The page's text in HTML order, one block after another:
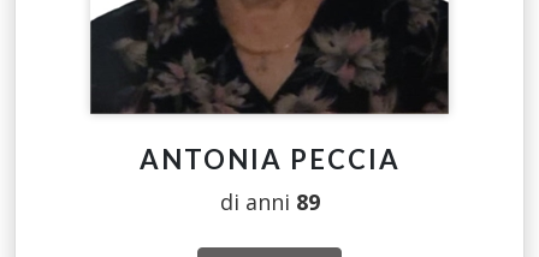
ANTONIA PECCIA
di anni 89